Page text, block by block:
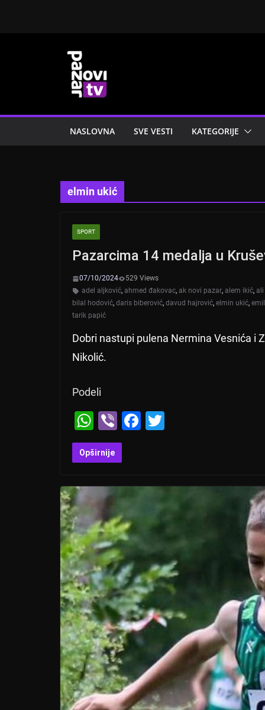
NASLOVNA SVE VESTI KATEGORIJE
elmin ukić
SPORT
Pazarcima 14 medalja u
07/10/2024
529 Views
adel aljković, ahmed đakovac, ak novi pazar, alem ikić, ali
bilal hodović, daris biberović, davud hajrović, elmin ukić,
tarik papić
Dobri nastupi pulena Nermina Vesnića i
Nikolić.
Podeli
W
h
at
A
p
p
Vi
b
er
F
k
Opširnije